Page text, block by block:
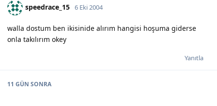
speedrace_15 6 Eki 2004
walla dostum ben ikisinide alırım hangisi hoşuma giderse
onla takılırım okey
Yanıtla
11 GÜN SONRA